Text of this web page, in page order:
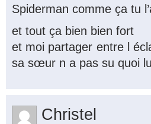
Spiderman comme ça tu
et tout ça bien bien fort
et moi partager entre l
sa sœur n a pas su quoi
Christel